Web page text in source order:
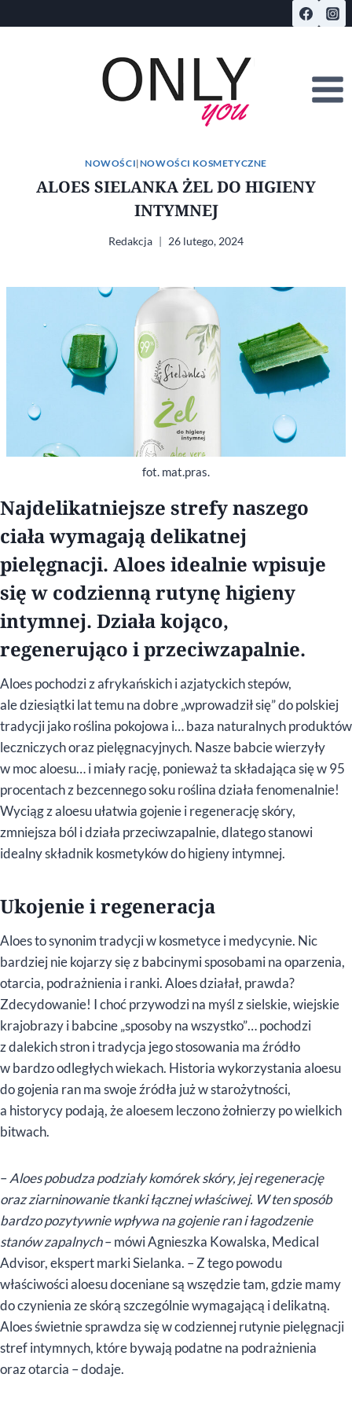
do
NOWOŚCI|NOWOŚCI KOSMETYCZNE
ALOES SIELANKA ŻEL DO HIGIENY
INTYMNEJ
Redakcja 26 lutego, 2024
fot. mat.pras.
Najdelikatniejsze strefy naszego
ciała wymagają delikatnej
pielęgnacji. Aloes idealnie wpisuje
się w codzienną rutynę higieny
intymnej. Działa kojąco,
regenerująco i przeciwzapalnie.
Aloes pochodzi z afrykańskich i azjatyckich stepów,
ale dziesiątki lat temu na dobre „wprowadził się” do polskiej
tradycji jako roślina pokojowa i… baza naturalnych produktów
leczniczych oraz pielęgnacyjnych. Nasze babcie wierzyły
w moc aloesu… i miały rację, ponieważ ta składająca się w 95
procentach z bezcennego soku roślina działa fenomenalnie!
Wyciąg z aloesu ułatwia gojenie i regenerację skóry,
zmniejsza ból i działa przeciwzapalnie, dlatego stanowi
idealny składnik kosmetyków do higieny intymnej.
Ukojenie i regeneracja
Aloes to synonim tradycji w kosmetyce i medycynie. Nic
bardziej nie kojarzy się z babcinymi sposobami na oparzenia,
otarcia, podrażnienia i ranki. Aloes działał, prawda?
Zdecydowanie! I choć przywodzi na myśl z sielskie, wiejskie
krajobrazy i babcine „sposoby na wszystko”… pochodzi
z dalekich stron i tradycja jego stosowania ma źródło
w bardzo odległych wiekach. Historia wykorzystania aloesu
do gojenia ran ma swoje źródła już w starożytności,
a historycy podają, że aloesem leczono żołnierzy po wielkich
bitwach.
–Aloes pobudza podziały komórek skóry, jej regenerację
oraz ziarninowanie tkanki łącznej właściwej. W ten sposób
bardzo pozytywnie wpływa na gojenie ran i łagodzenie
stanów zapalnych– mówi Agnieszka Kowalska, Medical
Advisor, ekspert marki Sielanka. – Z tego powodu
właściwości aloesu doceniane są wszędzie tam, gdzie mamy
do czynienia ze skórą szczególnie wymagającą i delikatną.
Aloes świetnie sprawdza się w codziennej rutynie pielęgnacji
stref intymnych, które bywają podatne na podrażnienia
oraz otarcia – dodaje.